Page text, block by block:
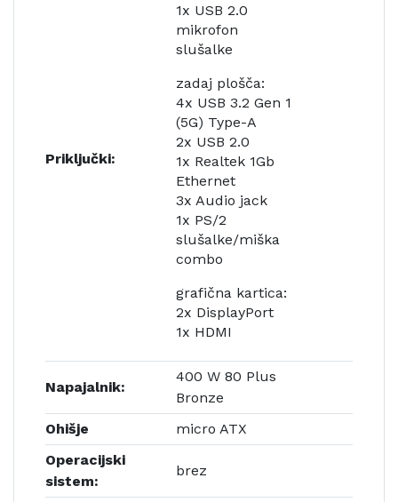
Priključki:
1x USB 2.0
mikrofon
slušalke
zadaj plošča:
4x USB 3.2 Gen 1
(5G) Type-A
2x USB 2.0
1x Realtek 1Gb
Ethernet
3x Audio jack
1x PS/2
slušalke/miška
combo
grafična kartica:
2x DisplayPort
1x HDMI
Napajalnik:
400 W 80 Plus
Bronze
Ohišje
micro ATX
Operacijski
sistem:
brez